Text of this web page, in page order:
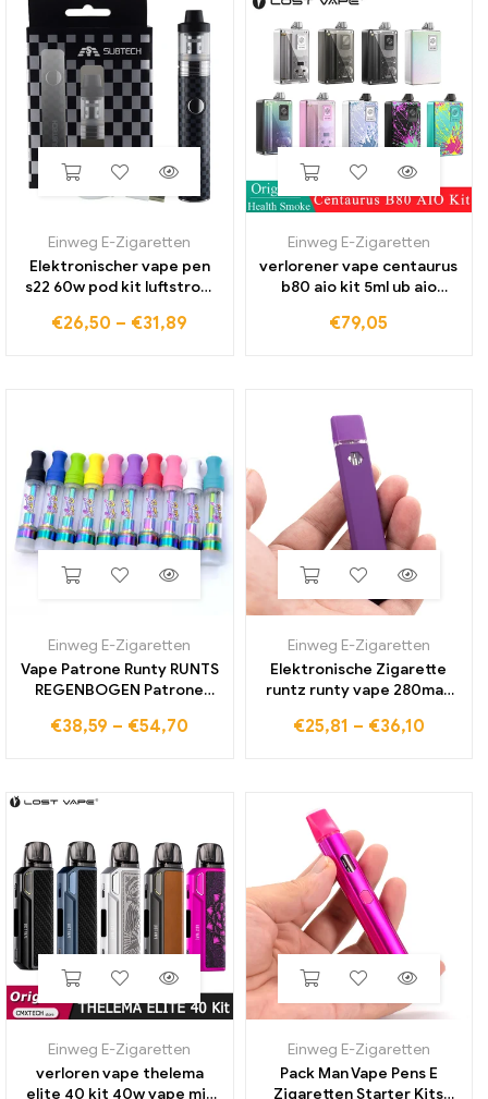
Einweg E-Zigaretten
Elektronischer vape pen
s22 60w pod kit luftstrom
2ml tank zerstäuber e
€26,50 – €31,89
Einweg E-Zigaretten
verlorener vape centaurus
b80 aio kit 5ml ub aio
modus & ub ultra spule e-
€79,05
Einweg E-Zigaretten
Vape Patrone Runty RUNTS
REGENBOGEN Patrone
510 Gewinde Karren 1,0 ML
€38,59 – €54,70
Einweg E-Zigaretten
Elektronische Zigarette
runtz runty vape 280mah
Pods wiederauf ladbare
€25,81 – €36,10
Einweg E-Zigaretten
verloren vape thelema
elite 40 kit 40w vape mit
Einweg E-Zigaretten
Pack Man Vape Pens E
Zigaretten Starter Kits